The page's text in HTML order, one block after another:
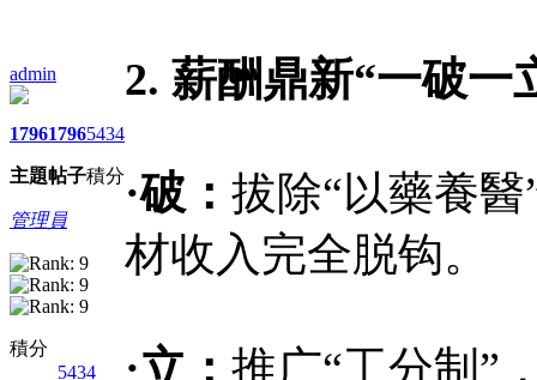
admin
1796
主題
1796
帖子
5434
積分
管理員
積分
5434
2. 薪酬鼎新“一破一
·破： 拔除“以藥養
材收入完全脱钩。
·立： 推广“工分制”